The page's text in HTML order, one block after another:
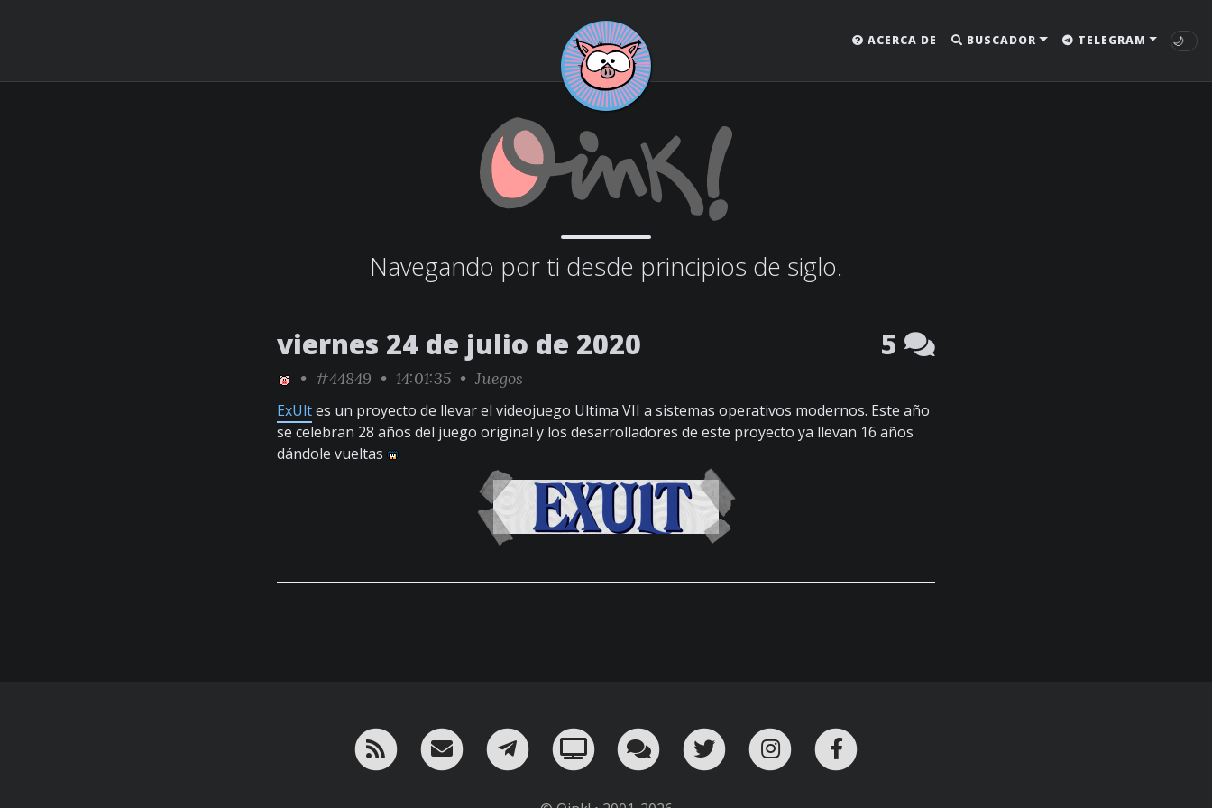
ACERCA DE BUSCADOR TELEGRAM 🌙
Navegando por ti desde principios de siglo.
viernes 24 de julio de 2020 5
• #44849 • 14:01:35 • Juegos
ExUltes un proyecto de llevar el videojuego Ultima VII a sistemas operativos modernos. Este año
se celebran 28 años del juego original y los desarrolladores de este proyecto ya llevan 16 años
dándole vueltas
RSS ¡Mándame un email!
¡Nuestro canal en Telegram!
Oink! TV Charla con nosotros en Telegram
Twitter Instagram